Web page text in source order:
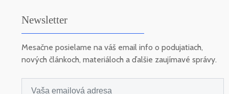
Newsletter
Mesačne posielame na váš email info o podujatiach,
nových článkoch, materiáloch a ďalšie zaujímavé správy.